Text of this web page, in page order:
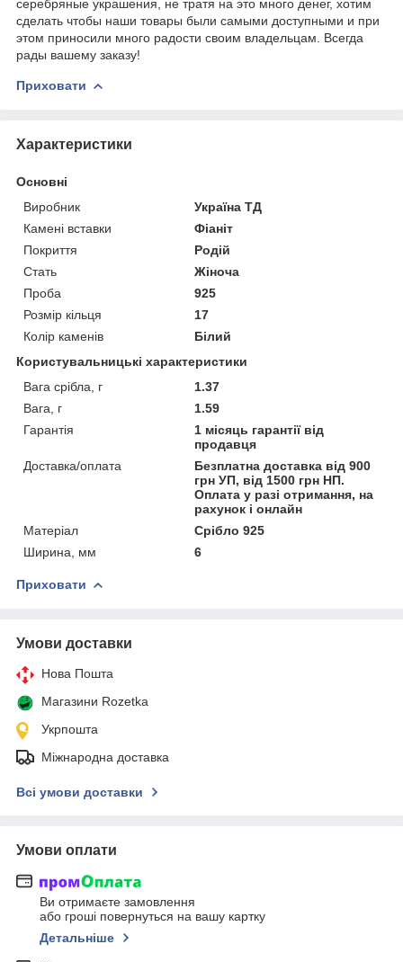
серебряные украшения, не тратя на это много денег, хотим
сделать чтобы наши товары были самыми доступными и при
этом приносили много радости своим владельцам. Всегда
рады вашему заказу!
Приховати
Характеристики
Основні
Виробник
Україна ТД
Камені вставки
Фіаніт
Покриття
Родій
Стать
Жіноча
Проба
925
Розмір кільця
17
Колір каменів
Білий
Користувальницькі характеристики
Вага срібла, г
1.37
Вага, г
1.59
Гарантія
1 місяць гарантії від
продавця
Доставка/оплата
Безплатна доставка від 900
грн УП, від 1500 грн НП.
Оплата у разі отримання, на
рахунок і онлайн
Матеріал
Срібло 925
Ширина, мм
6
Приховати
Умови доставки
Нова Пошта
Магазини Rozetka
Укрпошта
Міжнародна доставка
Всі умови доставки
Умови оплати
Ви отримаєте замовлення
або гроші повернуться на вашу картку
Детальніше